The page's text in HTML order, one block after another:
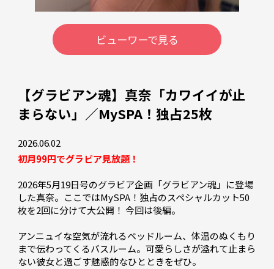
ビューワーで見る
【グラビアン魂】真奈「カワイイが止
まらない」／MySPA！独占25枚
2026.06.02
初月99円でグラビア見放題！
2026年5月19日号のグラビア企画「グラビアン魂」に登場
した真奈。ここではMySPA！独占のスペシャルカット50
枚を2回に分けて大公開！ 今回は後編。
アンニュイな空気が流れるベッドルーム、体温のぬくもり
まで伝わってくるバスルーム。可愛らしさが溢れて止まら
ない彼女と過ごす魅惑的なひとときをぜひ。